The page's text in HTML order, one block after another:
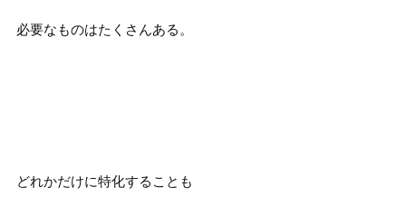
必要なものはたくさんある。
どれかだけに特化することも